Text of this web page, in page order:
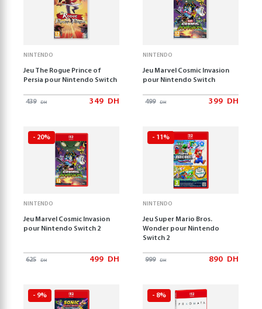
NINTENDO
Jeu The Rogue Prince of
Persia pour Nintendo Switch
439 DH 349 DH
NINTENDO
Jeu Marvel Cosmic Invasion
pour Nintendo Switch
499 DH 399 DH
- 20%
NINTENDO
Jeu Marvel Cosmic Invasion
pour Nintendo Switch 2
625 DH 499 DH
- 11%
NINTENDO
Jeu Super Mario Bros.
Wonder pour Nintendo
Switch 2
999 DH 890 DH
- 9% - 8%